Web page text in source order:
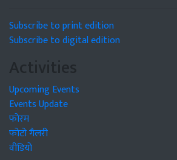
Subscribe to print edition
Subscribe to digital edition
Activities
Upcoming Events
Events Update
फोरम
फोटो गैलरी
वीडियो